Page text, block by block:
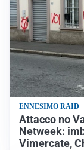
ENNESIMO RAID
Attacco no
Netweek:
Vimercate,